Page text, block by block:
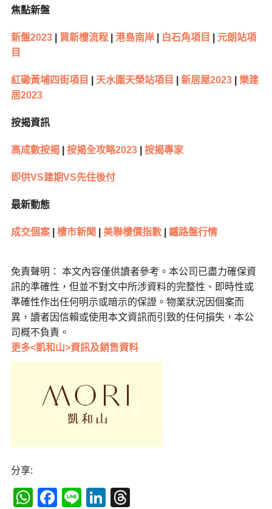
焦點新盤
新盤2023| 買新樓流程| 港島南岸| 白石角項目
元朗站項
目
紅磡黃埔四街項目 天水圍天榮站項目 新居屋2023|
樂建
居2023
按揭資訊
高成數按揭| 按揭全攻略2023| 按揭專家
即供VS建期VS先住後付
最新動態
成交個案| 樓市新聞 美聯樓價指數| 鐵路盤行情
免責聲明： 本文內容僅供讀者參考。本公司已盡力確保資
訊的準確性，但並不對文中所涉資料的完整性、即時性或
準確性作出任何明示或暗示的保證。物業狀況因個案而
異，讀者因信賴或使用本文資訊而引致的任何損失，本公
司概不負責。
更多<凱和山>資訊及銷售資料
分享:
WhatsApp
Facebook
LineLinkedIn